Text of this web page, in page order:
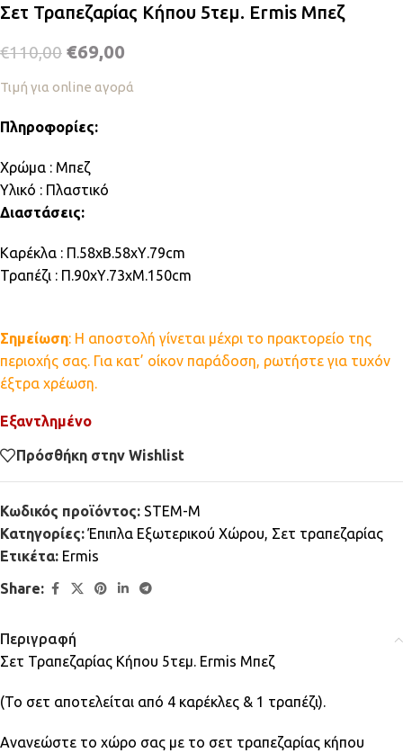
Σετ Τραπεζαρίας Κήπου 5τεμ. Ermis Μπεζ
€110,00 €69,00
Τιμή για online αγορά
Πληροφορίες:
Χρώμα : Μπεζ
Υλικό : Πλαστικό
Διαστάσεις:
Καρέκλα : Π.58xΒ.58xΥ.79cm
Τραπέζι : Π.90xΥ.73xΜ.150cm
Σημείωση: Η αποστολή γίνεται μέχρι το πρακτορείο της
περιοχής σας. Για κατ’ οίκον παράδοση, ρωτήστε για τυχόν
έξτρα χρέωση.
Εξαντλημένο
Πρόσθήκη στην Wishlist
Κωδικός προϊόντος: STEM-M
Κατηγορίες: Έπιπλα Εξωτερικού Χώρου, Σετ τραπεζαρίας
Ετικέτα: Ermis
Share:
Περιγραφή
Σετ Τραπεζαρίας Κήπου 5τεμ. Ermis Μπεζ
(Το σετ αποτελείται από 4 καρέκλες & 1 τραπέζι).
Ανανεώστε το χώρο σας με το σετ τραπεζαρίας κήπου